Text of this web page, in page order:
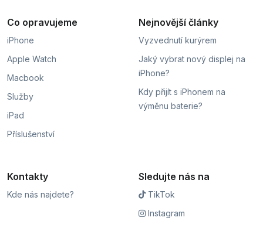
Co opravujeme
iPhone
Apple Watch
Macbook
Služby
iPad
Příslušenství
Nejnovější články
Vyzvednutí kurýrem
Jaký vybrat nový displej na
iPhone?
Kdy přijít s iPhonem na
výměnu baterie?
Kontakty
Kde nás najdete?
Sledujte nás na
TikTok
Instagram